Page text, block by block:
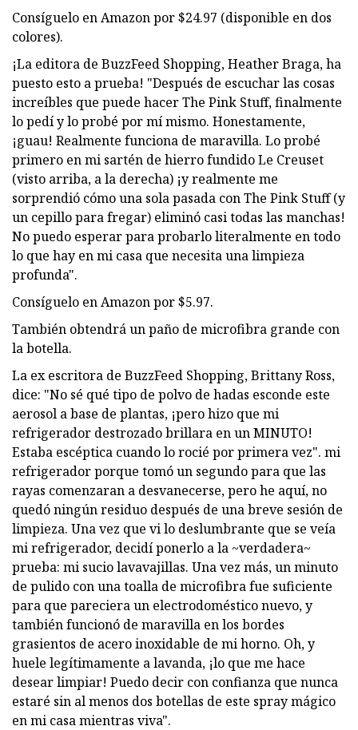
Consíguelo en Amazon por $24.97 (disponible en dos
colores).
¡La editora de BuzzFeed Shopping, Heather Braga, ha
puesto esto a prueba! "Después de escuchar las cosas
increíbles que puede hacer The Pink Stuff, finalmente
lo pedí y lo probé por mí mismo. Honestamente,
¡guau! Realmente funciona de maravilla. Lo probé
primero en mi sartén de hierro fundido Le Creuset
(visto arriba, a la derecha) ¡y realmente me
sorprendió cómo una sola pasada con The Pink Stuff (y
un cepillo para fregar) eliminó casi todas las manchas!
No puedo esperar para probarlo literalmente en todo
lo que hay en mi casa que necesita una limpieza
profunda".
Consíguelo en Amazon por $5.97.
También obtendrá un paño de microfibra grande con
la botella.
La ex escritora de BuzzFeed Shopping, Brittany Ross,
dice: "No sé qué tipo de polvo de hadas esconde este
aerosol a base de plantas, ¡pero hizo que mi
refrigerador destrozado brillara en un MINUTO!
Estaba escéptica cuando lo rocié por primera vez". mi
refrigerador porque tomó un segundo para que las
rayas comenzaran a desvanecerse, pero he aquí, no
quedó ningún residuo después de una breve sesión de
limpieza. Una vez que vi lo deslumbrante que se veía
mi refrigerador, decidí ponerlo a la ~verdadera~
prueba: mi sucio lavavajillas. Una vez más, un minuto
de pulido con una toalla de microfibra fue suficiente
para que pareciera un electrodoméstico nuevo, y
también funcionó de maravilla en los bordes
grasientos de acero inoxidable de mi horno. Oh, y
huele legítimamente a lavanda, ¡lo que me hace
desear limpiar! Puedo decir con confianza que nunca
estaré sin al menos dos botellas de este spray mágico
en mi casa mientras viva".